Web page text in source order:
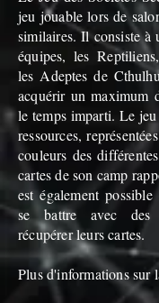
jeu jouable lors de
similaires. Il consiste à
équipes, les
les Adeptes de
acquérir un maximum
le temps imparti. Le jeu
ressources,
couleurs des
cartes de son camp
est également
se battre avec des
récupérer leurs cartes.
Plus d'informations sur